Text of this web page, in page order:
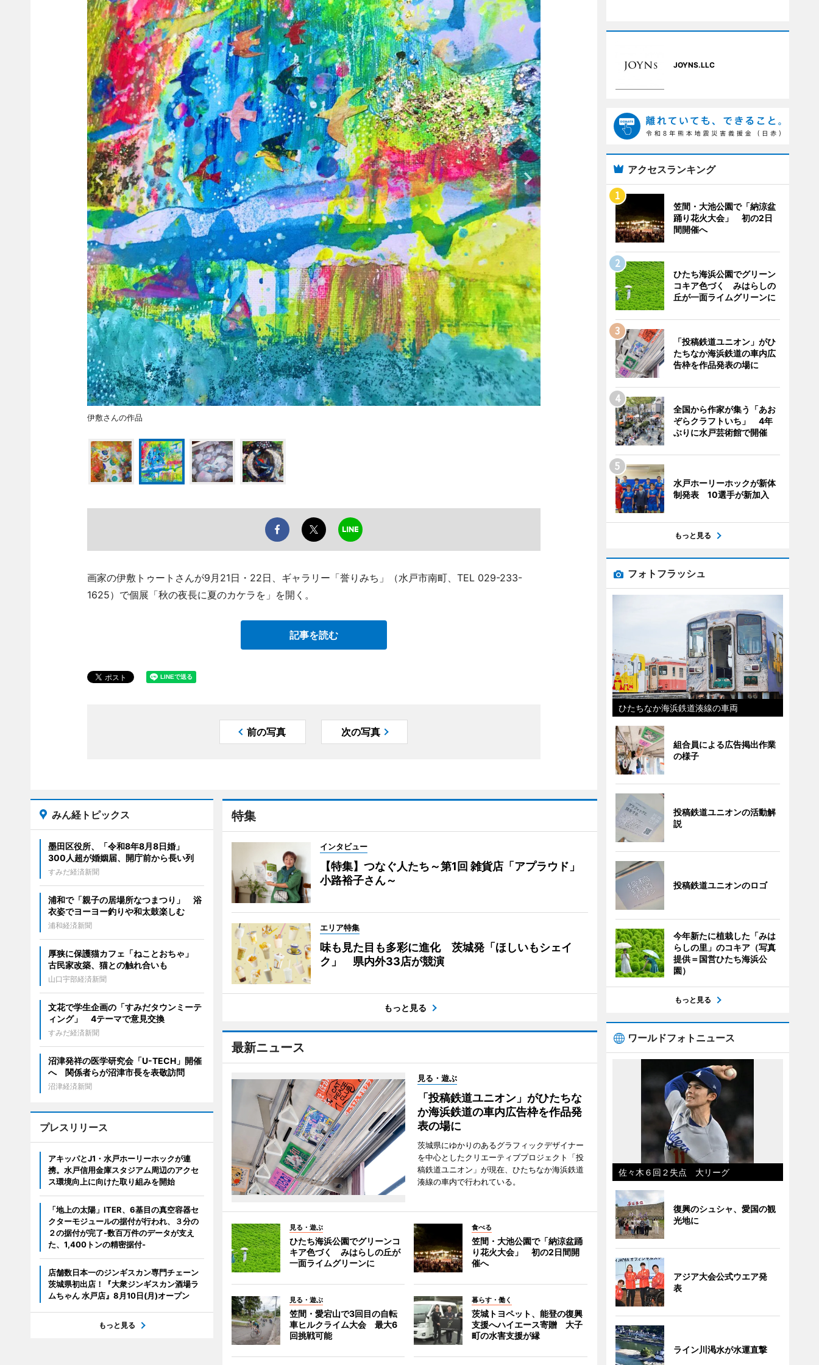
伊敷さんの作品
画家の伊敷トゥートさんが9月21日・22日、ギャラリー「誉りみち」（水戸市南町、TEL 029-233-
1625）で個展「秋の夜長に夏のカケラを」を開く。
記事を読む
前の写真 次の写真
特集
インタビュー
【特集】つなぐ人たち～第1回 雑貨店「アプラウド」
小路裕子さん～
エリア特集
味も見た目も多彩に進化 茨城発「ほしいもシェイ
ク」 県内外33店が競演
もっと見る
最新ニュース
見る・遊ぶ
「投稿鉄道ユニオン」がひたちな
か海浜鉄道の車内広告枠を作品発
表の場に
茨城県にゆかりのあるグラフィックデザイナー
を中心としたクリエーティブプロジェクト「投
稿鉄道ユニオン」が現在、ひたちなか海浜鉄道
湊線の車内で行われている。
見る・遊ぶ
ひたち海浜公園でグリーンコ
キア色づく みはらしの丘が
一面ライムグリーンに
食べる
笠間・大池公園で「納涼盆踊
り花火大会」 初の2日間開
催へ
見る・遊ぶ
笠間・愛宕山で3回目の自転
車ヒルクライム大会 最大6
回挑戦可能
暮らす・働く
茨城トヨペット、能登の復興
支援へハイエース寄贈 大子
町の水害支援が縁
みん経トピックス
墨田区役所、「令和8年8月8日婚」
300人超が婚姻届、開庁前から長い列
すみだ経済新聞
浦和で「親子の居場所なつまつり」 浴
衣姿でヨーヨー釣りや和太鼓楽しむ
浦和経済新聞
厚狭に保護猫カフェ「ねことおちゃ」
古民家改築、猫との触れ合いも
山口宇部経済新聞
文花で学生企画の「すみだタウンミーテ
ィング」 4テーマで意見交換
すみだ経済新聞
沼津発祥の医学研究会「U-TECH」開催
へ 関係者らが沼津市長を表敬訪問
沼津経済新聞
プレスリリース
アキッパとJ1・水戸ホーリーホックが連
携。水戸信用金庫スタジアム周辺のアクセ
ス環境向上に向けた取り組みを開始
「地上の太陽」ITER、6基目の真空容器セ
クターモジュールの据付が行われ、３分の
２の据付が完了-数百万件のデータが支え
た、1,400トンの精密据付-
店舗数日本一のジンギスカン専門チェーン
茨城県初出店！『大衆ジンギスカン酒場ラ
ムちゃん 水戸店』8月10日(月)オープン
もっと見る
JOYNS.LLC
アクセスランキング
笠間・大池公園で「納涼盆
踊り花火大会」 初の2日
間開催へ
ひたち海浜公園でグリーン
コキア色づく みはらしの
丘が一面ライムグリーンに
「投稿鉄道ユニオン」がひ
たちなか海浜鉄道の車内広
告枠を作品発表の場に
全国から作家が集う「あお
ぞらクラフトいち」 4年
ぶりに水戸芸術館で開催
水戸ホーリーホックが新体
制発表 10選手が新加入
もっと見る
フォトフラッシュ
ひたちなか海浜鉄道湊線の車両
組合員による広告掲出作業
の様子
投稿鉄道ユニオンの活動解
説
投稿鉄道ユニオンのロゴ
今年新たに植栽した「みは
らしの里」のコキア（写真
提供＝国営ひたち海浜公
園）
もっと見る
ワールドフォトニュース
佐々木６回２失点 大リーグ
復興のシュシャ、愛国の観
光地に
アジア大会公式ウエア発
表
ライン川渇水が水運直撃